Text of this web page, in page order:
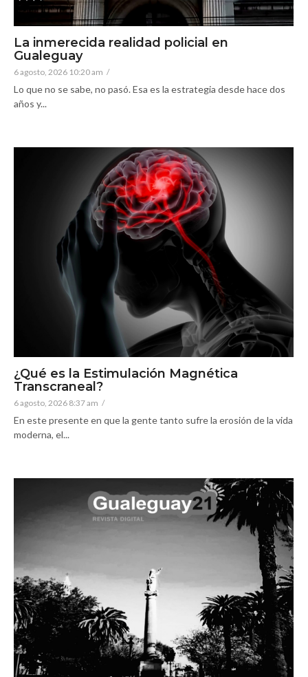
La inmerecida realidad policial en
Gualeguay
6 agosto, 2026 10:20 am /
Lo que no se sabe, no pasó. Esa es la estrategia desde hace dos
años y...
¿Qué es la Estimulación Magnética
Transcraneal?
6 agosto, 2026 8:37 am /
En este presente en que la gente tanto sufre la erosión de la vida
moderna, el...